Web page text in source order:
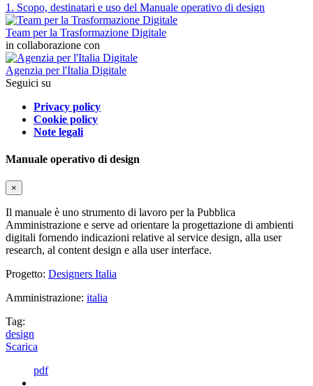
1. Scopo, destinatari e uso del Manuale operativo di design
Team per la Trasformazione Digitale
in collaborazione con
Agenzia per l'Italia Digitale
Seguici su
Privacy policy
Cookie policy
Note legali
Manuale operativo di design
×
Il manuale è uno strumento di lavoro per la Pubblica
Amministrazione e serve ad orientare la progettazione di ambienti
digitali fornendo indicazioni relative al service design, alla user
research, al content design e alla user interface.
Progetto: Designers Italia
Amministrazione: italia
Tag:
design
Scarica
pdf